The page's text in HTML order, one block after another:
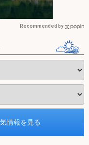
Recommended by